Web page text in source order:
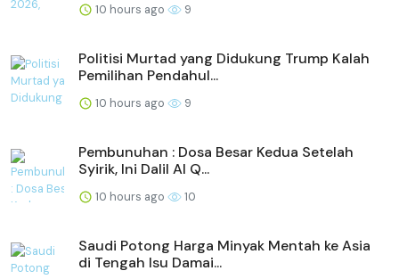
10 hours ago 9
Politisi Murtad yang Didukung Trump Kalah
Pemilihan Pendahul...
10 hours ago 9
Pembunuhan : Dosa Besar Kedua Setelah
Syirik, Ini Dalil Al Q...
10 hours ago 10
Saudi Potong Harga Minyak Mentah ke Asia
di Tengah Isu Damai...